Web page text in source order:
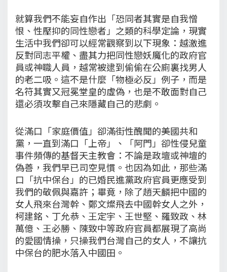
就算我們不能妄自作出「恐同者其實是自我憎
恨、性壓抑的同性戀者」之類的科學定論，現實
生活中我們卻可以經常觀察到以下現象：越激進
反對同志平權、盡其力把同性戀妖魔化的政府官
員或神職人員，越常被逮到偷偷在公廁裏找男人
的老二吸。這不是什麼「物極必反」例子，而是
名符其實又冠冕堂皇的虛偽，也是不敢面對自己
還必須攻擊自己來隱藏自己的悲劇。
從滿口「家庭價值」卻滿街性醜聞的美國共和
黨，一直到滿口「上帝」、「阿門」卻性侵兒童
事件頻傳的基督天主教會：不論是政壇或神壇的
偽善，我們早已司空見慣。也因為如此，那些滿
口「抗中保台」的已婚民進黨政府官員更應受到
我們的敬佩與嘉許；畢竟，除了趙天麟把中國的
女人飛來台灣幹、鄭文燦飛去中國幹女人之外，
柯建銘、丁允恭、王定宇、王世堅、羅致政、林
萬億、王必勝、陳致中等政府官員都展現了高尚
的愛國情操，只操我們台灣自己的女人，不讓抗
中保台的肥水落入中國田。